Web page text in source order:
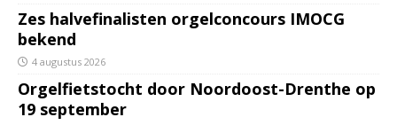
Zes halvefinalisten orgelconcours IMOCG
bekend
4 augustus 2026
Orgelfietstocht door Noordoost-Drenthe op
19 september